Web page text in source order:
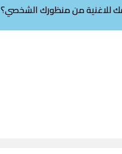
للاغنية من منظورك الشخصي؟